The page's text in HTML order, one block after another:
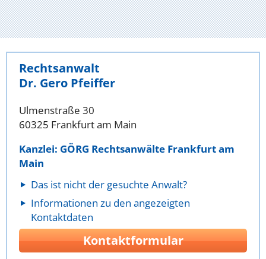
Rechtsanwalt
Dr. Gero Pfeiffer
Ulmenstraße 30
60325 Frankfurt am Main
Kanzlei: GÖRG Rechtsanwälte Frankfurt am
Main
Das ist nicht der gesuchte Anwalt?
Informationen zu den angezeigten
Kontaktdaten
Kontaktformular